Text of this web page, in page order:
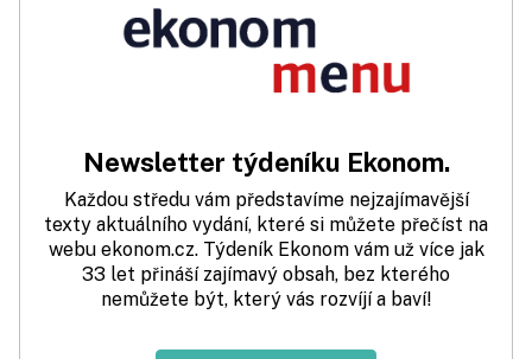
Newsletter týdeníku Ekonom.
Každou středu vám představíme nejzajímavější
texty aktuálního vydání, které si můžete přečíst na
webu ekonom.cz. Týdeník Ekonom vám už více jak
33 let přináší zajímavý obsah, bez kterého
nemůžete být, který vás rozvíjí a baví!